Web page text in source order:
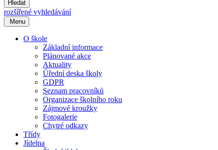
Hledat
rozšířené vyhledávání
Menu
O škole
Základní informace
Plánované akce
Aktuality
Úřední deska školy
GDPR
Seznam pracovníků
Organizace školního roku
Zájmové kroužky
Fotogalerie
Chytré odkazy
Třídy
Jídelna